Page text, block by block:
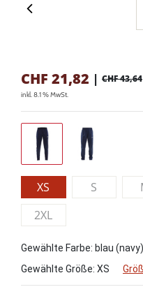
CHF 21,82 | CHF 43,64
inkl. 8.1 % MwSt.
XS S
2XL
Gewählte Farbe: blau (navy)
Gewählte Größe: XS